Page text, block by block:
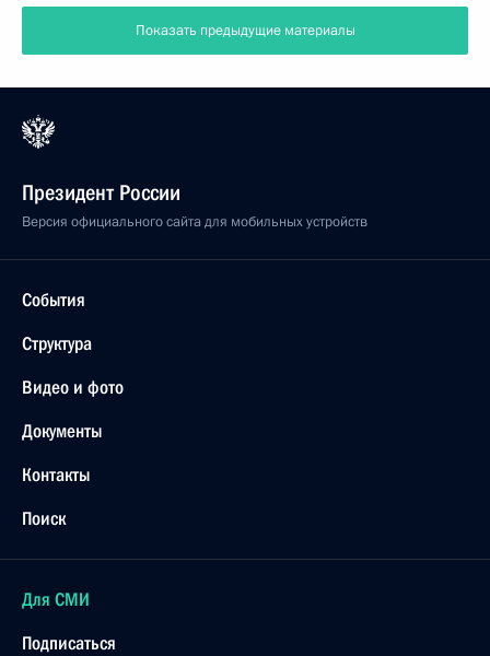
Показать предыдущие материалы
Президент России
Версия официального сайта для мобильных устройств
События
Структура
Видео и фото
Документы
Контакты
Поиск
Для СМИ
Подписаться